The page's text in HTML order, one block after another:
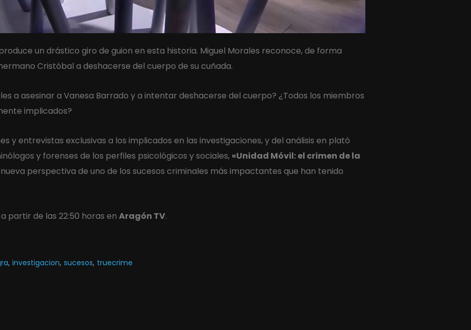
un drástico giro de guion en esta historia. Miguel Morales reconoce, de forma
Cristóbal a deshacerse del cuerpo de su cuñada.
a asesinar a Vanesa Barrado y a intentar deshacerse del cuerpo? ¿Todos los miembros
implicados?
y entrevistas exclusivas a los implicados en las investigaciones, y del análisis en plató
y forenses de los perfiles psicológicos y sociales, «Unidad Móvil: el crimen de la
perspectiva de uno de los sucesos criminales más impactantes que han tenido
partir de las 22:50 horas en Aragón TV.
, investigacion, sucesos, truecrime